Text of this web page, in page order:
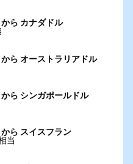
ら カナダドル
ら オーストラリアドル
ら シンガポールドル
ら スイスフラン
当